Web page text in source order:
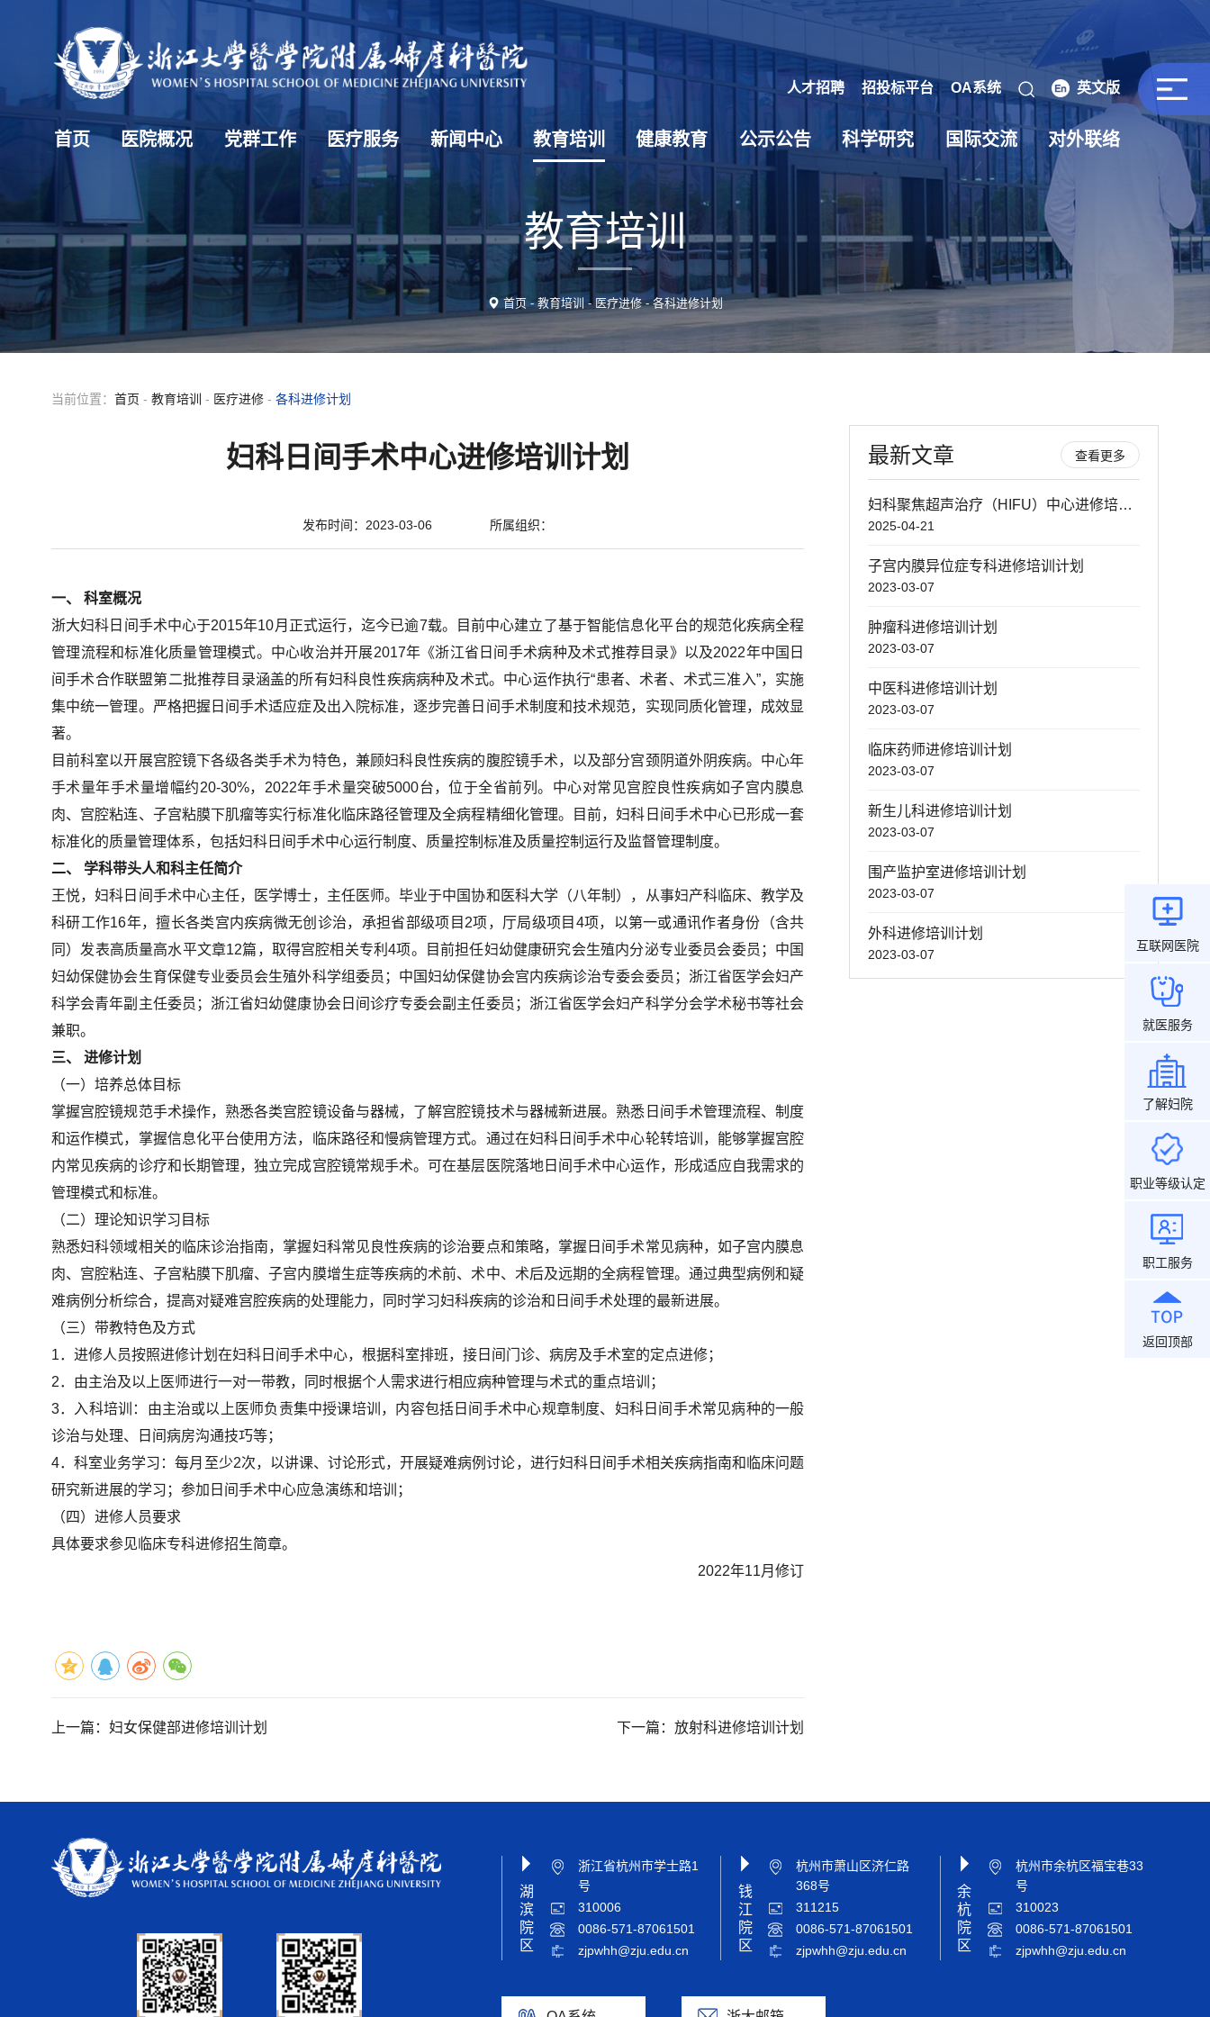
人才招聘 招投标平台 OA系统 英文版
首页 医院概况 党群工作 医疗服务 新闻中心 教育培训 健康教育 公示公告 科学研究 国际交流 对外联络
教育培训
首页-教育培训- 医疗进修-各科进修计划
当前位置： 首页 - 教育培训 - 医疗进修 - 各科进修计划
妇科日间手术中心进修培训计划
发布时间：2023-03-06 所属组织：
一、 科室概况
浙大妇科日间手术中心于2015年10月正式运行，迄今已逾7载。目前中心建立了基于智能信息化平台的规范化疾病全程
管理流程和标准化质量管理模式。中心收治并开展2017年《浙江省日间手术病种及术式推荐目录》以及2022年中国日
间手术合作联盟第二批推荐目录涵盖的所有妇科良性疾病病种及术式。中心运作执行“患者、术者、术式三准入”，实施
集中统一管理。严格把握日间手术适应症及出入院标准，逐步完善日间手术制度和技术规范，实现同质化管理，成效显
著。
目前科室以开展宫腔镜下各级各类手术为特色，兼顾妇科良性疾病的腹腔镜手术，以及部分宫颈阴道外阴疾病。中心年
手术量年手术量增幅约20-30%，2022年手术量突破5000台，位于全省前列。中心对常见宫腔良性疾病如子宫内膜息
肉、宫腔粘连、子宫粘膜下肌瘤等实行标准化临床路径管理及全病程精细化管理。目前，妇科日间手术中心已形成一套
标准化的质量管理体系，包括妇科日间手术中心运行制度、质量控制标准及质量控制运行及监督管理制度。
二、 学科带头人和科主任简介
王悦，妇科日间手术中心主任，医学博士，主任医师。毕业于中国协和医科大学（八年制），从事妇产科临床、教学及
科研工作16年，擅长各类宫内疾病微无创诊治，承担省部级项目2项，厅局级项目4项，以第一或通讯作者身份（含共
同）发表高质量高水平文章12篇，取得宫腔相关专利4项。目前担任妇幼健康研究会生殖内分泌专业委员会委员；中国
妇幼保健协会生育保健专业委员会生殖外科学组委员；中国妇幼保健协会宫内疾病诊治专委会委员；浙江省医学会妇产
科学会青年副主任委员；浙江省妇幼健康协会日间诊疗专委会副主任委员；浙江省医学会妇产科学分会学术秘书等社会
兼职。
三、 进修计划
（一）培养总体目标
掌握宫腔镜规范手术操作，熟悉各类宫腔镜设备与器械，了解宫腔镜技术与器械新进展。熟悉日间手术管理流程、制度
和运作模式，掌握信息化平台使用方法，临床路径和慢病管理方式。通过在妇科日间手术中心轮转培训，能够掌握宫腔
内常见疾病的诊疗和长期管理，独立完成宫腔镜常规手术。可在基层医院落地日间手术中心运作，形成适应自我需求的
管理模式和标准。
（二）理论知识学习目标
熟悉妇科领域相关的临床诊治指南，掌握妇科常见良性疾病的诊治要点和策略，掌握日间手术常见病种，如子宫内膜息
肉、宫腔粘连、子宫粘膜下肌瘤、子宫内膜增生症等疾病的术前、术中、术后及远期的全病程管理。通过典型病例和疑
难病例分析综合，提高对疑难宫腔疾病的处理能力，同时学习妇科疾病的诊治和日间手术处理的最新进展。
（三）带教特色及方式
1．进修人员按照进修计划在妇科日间手术中心，根据科室排班，接日间门诊、病房及手术室的定点进修；
2．由主治及以上医师进行一对一带教，同时根据个人需求进行相应病种管理与术式的重点培训；
3．入科培训：由主治或以上医师负责集中授课培训，内容包括日间手术中心规章制度、妇科日间手术常见病种的一般
诊治与处理、日间病房沟通技巧等；
4．科室业务学习：每月至少2次，以讲课、讨论形式，开展疑难病例讨论，进行妇科日间手术相关疾病指南和临床问题
研究新进展的学习；参加日间手术中心应急演练和培训；
（四）进修人员要求
具体要求参见临床专科进修招生简章。
2022年11月修订
上一篇： 妇女保健部进修培训计划 下一篇：放射科进修培训计划
最新文章 查看更多
妇科聚焦超声治疗（HIFU）中心进修培训计划
2025-04-21
子宫内膜异位症专科进修培训计划
2023-03-07
肿瘤科进修培训计划
2023-03-07
中医科进修培训计划
2023-03-07
临床药师进修培训计划
2023-03-07
新生儿科进修培训计划
2023-03-07
围产监护室进修培训计划
2023-03-07
外科进修培训计划
2023-03-07
湖
滨
院
区
浙江省杭州市学士路1
号
310006
0086-571-87061501
zjpwhh@zju.edu.cn
钱
江
院
区
杭州市萧山区济仁路
368号
311215
0086-571-87061501
zjpwhh@zju.edu.cn
余
杭
院
区
杭州市余杭区福宝巷33
号
310023
0086-571-87061501
zjpwhh@zju.edu.cn
互联网医院
就医服务
了解妇院
职业等级认定
职工服务
返回顶部